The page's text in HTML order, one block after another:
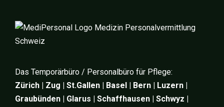
Das Temporärbüro / Personalbüro für Pflege:
Zürich | Zug | St.Gallen | Basel | Bern | Luzern |
Graubünden | Glarus | Schaffhausen | Schwyz |